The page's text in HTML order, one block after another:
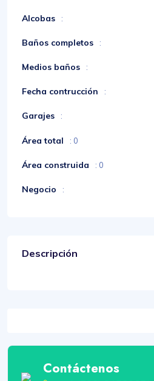
Alcobas :
Baños completos :
Medios baños :
Fecha contrucción :
Garajes :
Área total : 0
Área construida : 0
Negocio :
Descripción
Contáctenos